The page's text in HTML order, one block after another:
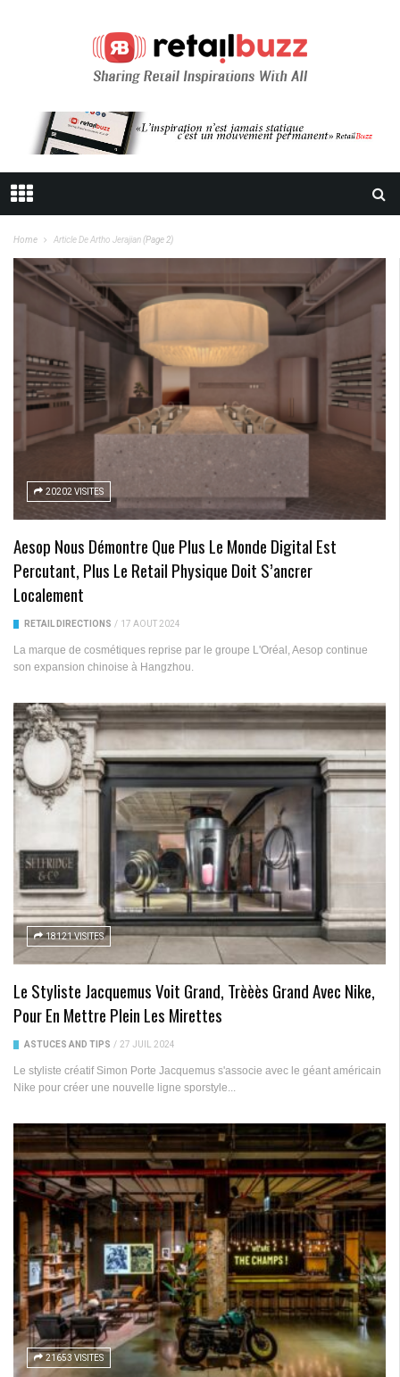
Home Article De Artho Jerajian(Page 2)
20202 VISITES
Aesop Nous Démontre Que Plus Le Monde Digital Est
Percutant, Plus Le Retail Physique Doit S’ancrer
Localement
RETAIL DIRECTIONS / 17 AOÛT 2024
La marque de cosmétiques reprise par le groupe L'Oréal, Aesop continue
son expansion chinoise à Hangzhou.
18121 VISITES
Le Styliste Jacquemus Voit Grand, Trèèès Grand Avec Nike,
Pour En Mettre Plein Les Mirettes
ASTUCES AND TIPS / 27 JUIL 2024
Le styliste créatif Simon Porte Jacquemus s'associe avec le géant américain
Nike pour créer une nouvelle ligne sporstyle...
21653 VISITES